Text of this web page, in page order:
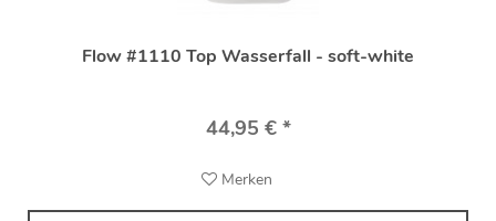
Flow #1110 Top Wasserfall - soft-white
44,95 € *
Merken